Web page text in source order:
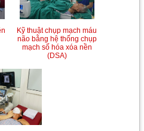
Kỹ thuật chụp mạch máu
não bằng hệ thống chụp
mạch số hóa xóa nền
(DSA)